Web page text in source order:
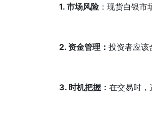
1. 市场风险：现货白银市
2. 资金管理： 投资者应该
3. 时机把握： 在交易时，